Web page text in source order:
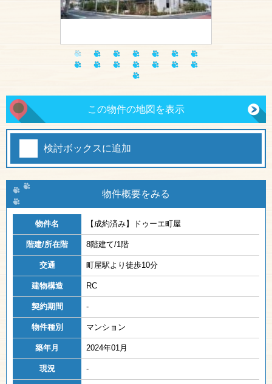
この物件の地図を表示
検討ボックスに追加
物件概要をみる
物件名 【成約済み】 ドゥーエ町屋
階建/所在階 8階建て/1階
交通 町屋駅より徒歩10分
建物構造 RC
契約期間 -
物件種別 マンション
築年月 2024年01月
現況 -